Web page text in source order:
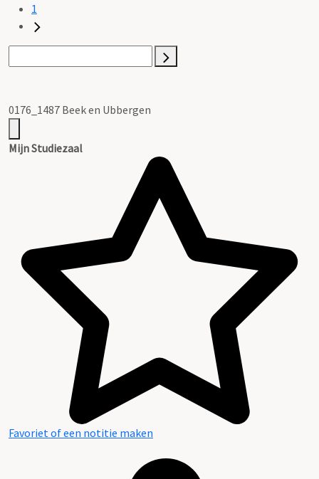
1
0176_1487 Beek en Ubbergen
Mijn Studiezaal
Favoriet of een notitie maken